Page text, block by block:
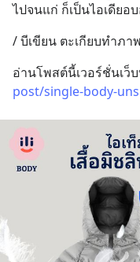
ไปจนแก่ ก็เป็นไอเดียอ
/ บีเขียน ตะเกียบทำภาพ
อ่านโพสต์นี้เวอร์ชั่นเว็
post/single-body-